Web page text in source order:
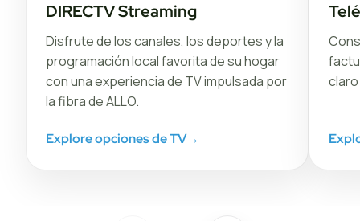
DIRECTV Streaming
Disfrute de los canales, los deportes y la
programación local favorita de su hogar
con una experiencia de TV impulsada por
la fibra de ALLO.
Explore opciones de TV→
claro